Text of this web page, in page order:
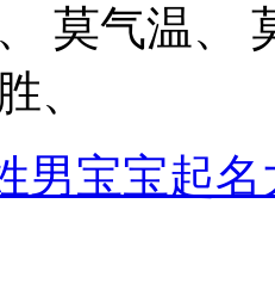
莫气温、
、
男宝宝起